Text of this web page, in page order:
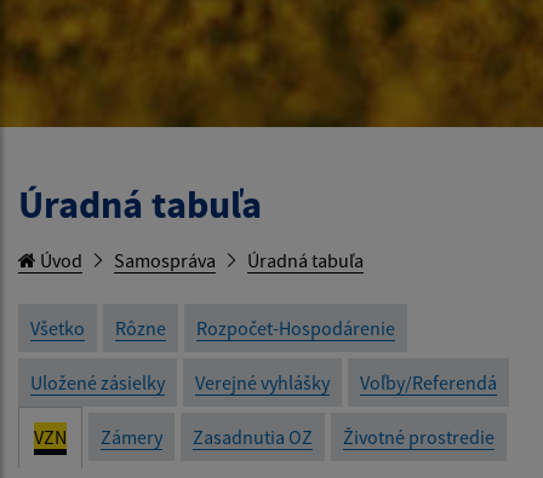
Úradná tabuľa
Úvod Samospráva Úradná tabuľa
Všetko Rôzne Rozpočet-Hospodárenie
Uložené zásielky Verejné vyhlášky Voľby/Referendá
VZN Zámery Zasadnutia OZ Životné prostredie